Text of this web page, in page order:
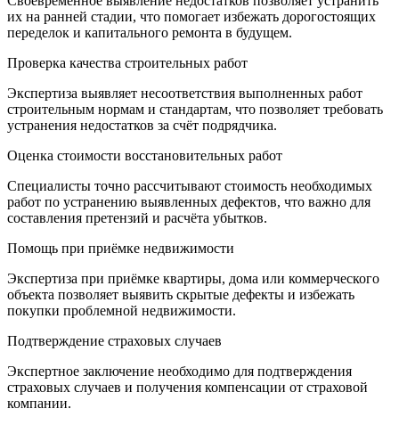
их на ранней стадии, что помогает избежать дорогостоящих
переделок и капитального ремонта в будущем.
Проверка качества строительных работ
Экспертиза выявляет несоответствия выполненных работ
строительным нормам и стандартам, что позволяет требовать
устранения недостатков за счёт подрядчика.
Оценка стоимости восстановительных работ
Специалисты точно рассчитывают стоимость необходимых
работ по устранению выявленных дефектов, что важно для
составления претензий и расчёта убытков.
Помощь при приёмке недвижимости
Экспертиза при приёмке квартиры, дома или коммерческого
объекта позволяет выявить скрытые дефекты и избежать
покупки проблемной недвижимости.
Подтверждение страховых случаев
Экспертное заключение необходимо для подтверждения
страховых случаев и получения компенсации от страховой
компании.